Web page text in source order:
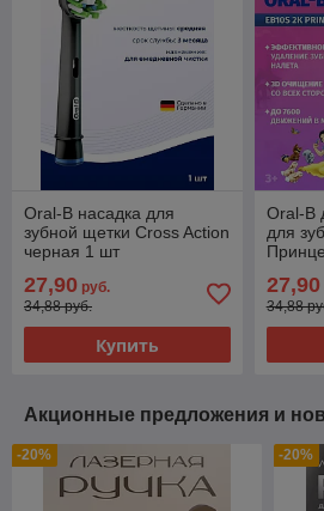
Oral-B насадка для
зубной щетки Cross Action
черная 1 шт
27,90 руб.
34,88 руб.
Купить
Oral-B
для
27,90
34,88
Акционные предложения и
-20% -20%